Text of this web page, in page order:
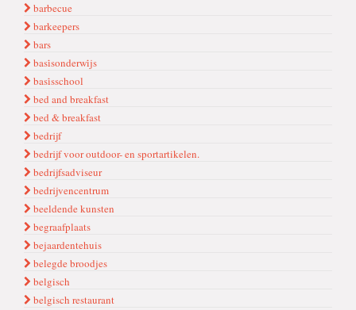
barbecue
barkeepers
bars
basi̇sonderwi̇js
basi̇sschool
bed and breakfast
bed & breakfast
bedrijf
bedrijf voor outdoor- en sportartikelen.
bedrijfsadviseur
bedrijvencentrum
beeldende kunsten
begraafplaats
bejaardentehuis
belegde broodjes
belgisch
belgisch restaurant